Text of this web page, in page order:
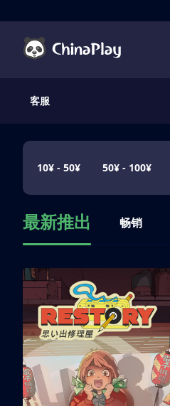
客服
10¥ - 50¥ 50¥ - 100¥
最新推出 畅销